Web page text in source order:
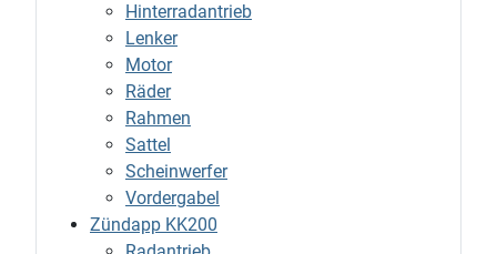
Hinterradantrieb
Lenker
Motor
Räder
Rahmen
Sattel
Scheinwerfer
Vordergabel
Zündapp KK200